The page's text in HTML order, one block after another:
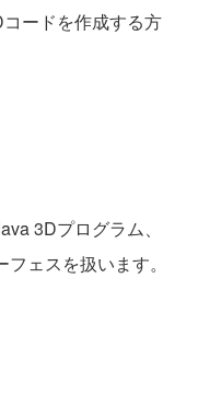
ードを作成する方
3Dプログラム、
ェスを扱います。